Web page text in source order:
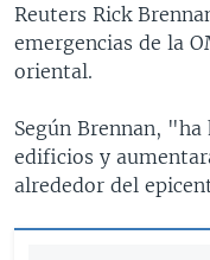
Reuters Rick
emergencias de la
oriental.
Según Brennan,
edificios y
alrededor del